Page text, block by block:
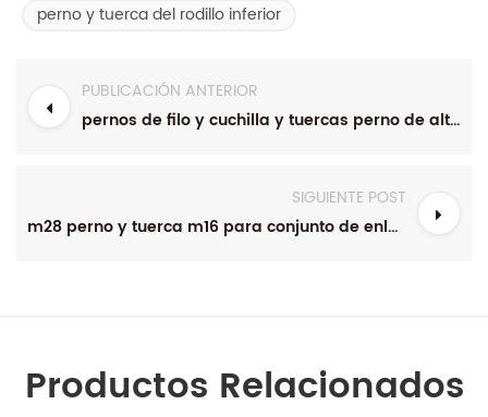
perno y tuerca del rodillo inferior
PUBLICACIÓN ANTERIOR
pernos de filo y cuchilla y tuercas perno de alta resistencia
SIGUIENTE POST
m28 perno y tuerca m16 para conjunto de enlace de vía
Productos Relacionados